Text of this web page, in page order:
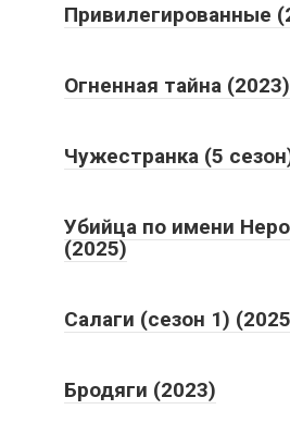
Привилегированные
Огненная тайна (2023)
Чужестранка (5
Убийца по имени
(2025)
Салаги (сезон 1)
Бродяги (2023)